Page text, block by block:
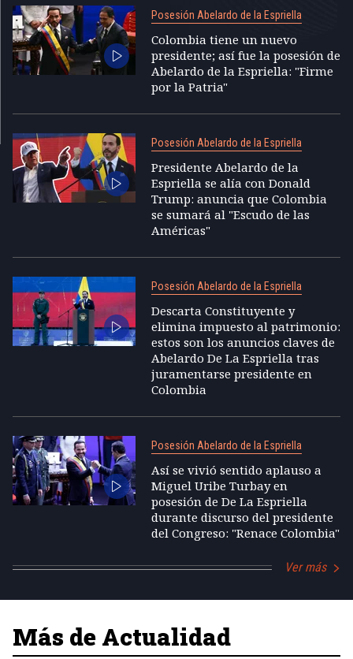
Posesión Abelardo de la Espriella
Colombia tiene un nuevo
presidente; así fue la posesión de
Abelardo de la Espriella: "Firme
por la Patria"
Posesión Abelardo de la Espriella
Presidente Abelardo de la
Espriella se alía con Donald
Trump: anuncia que Colombia
se sumará al "Escudo de las
Américas"
Posesión Abelardo de la Espriella
Descarta Constituyente y
elimina impuesto al patrimonio:
estos son los anuncios claves de
Abelardo De La Espriella tras
juramentarse presidente en
Colombia
Posesión Abelardo de la Espriella
Así se vivió sentido aplauso a
Miguel Uribe Turbay en
posesión de De La Espriella
durante discurso del presidente
del Congreso: "Renace Colombia"
Ver más
Más de Actualidad